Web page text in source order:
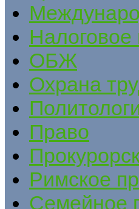
Налоговое
ОБЖ
Охрана
Право
Римское
Семейное